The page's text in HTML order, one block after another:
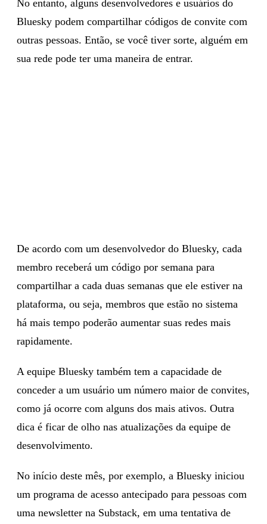
No entanto, alguns desenvolvedores e usuários do
Bluesky podem compartilhar códigos de convite com
outras pessoas. Então, se você tiver sorte, alguém em
sua rede pode ter uma maneira de entrar.
De acordo com um desenvolvedor do Bluesky, cada
membro receberá um código por semana para
compartilhar a cada duas semanas que ele estiver na
plataforma, ou seja, membros que estão no sistema
há mais tempo poderão aumentar suas redes mais
rapidamente.
A equipe Bluesky também tem a capacidade de
conceder a um usuário um número maior de convites,
como já ocorre com alguns dos mais ativos. Outra
dica é ficar de olho nas atualizações da equipe de
desenvolvimento.
No início deste mês, por exemplo, a Bluesky iniciou
um programa de acesso antecipado para pessoas com
uma newsletter na Substack, em uma tentativa de